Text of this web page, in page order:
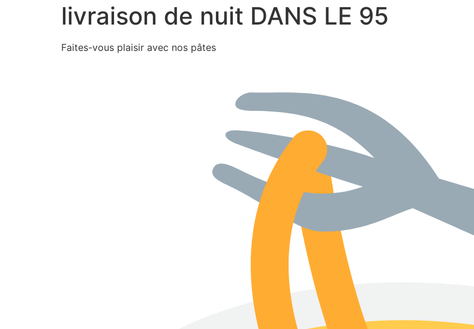
livraison de nuit DANS LE 95
Faites-vous plaisir avec nos pâtes